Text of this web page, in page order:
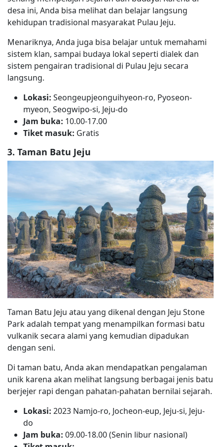
desa ini, Anda bisa melihat dan belajar langsung
kehidupan tradisional masyarakat Pulau Jeju.
Menariknya, Anda juga bisa belajar untuk memahami
sistem klan, sampai budaya lokal seperti dialek dan
sistem pengairan tradisional di Pulau Jeju secara
langsung.
Lokasi: Seongeupjeonguihyeon-ro, Pyoseon-
myeon, Seogwipo-si, Jeju-do
Jam buka: 10.00-17.00
Tiket masuk: Gratis
3. Taman Batu Jeju
Taman Batu Jeju atau yang dikenal dengan Jeju Stone
Park adalah tempat yang menampilkan formasi batu
vulkanik secara alami yang kemudian dipadukan
dengan seni.
Di taman batu, Anda akan mendapatkan pengalaman
unik karena akan melihat langsung berbagai jenis batu
berjejer rapi dengan pahatan-pahatan bernilai sejarah.
Lokasi: 2023 Namjo-ro, Jocheon-eup, Jeju-si, Jeju-
do
Jam buka: 09.00-18.00 (Senin libur nasional)